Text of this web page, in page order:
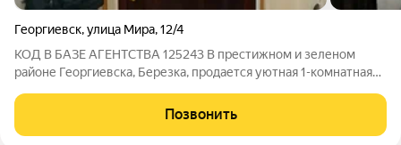
Георгиевск,улица Мира,12/4
КОД В БАЗЕ АГЕНТСТВА 125243 В престижном и зеленом
районе Георгиевска, Березка, продается уютная 1-комнатная
спокойствие. Квартира с косметическим ремонтом,
обставлена мебелью и техникой.
Позвонить